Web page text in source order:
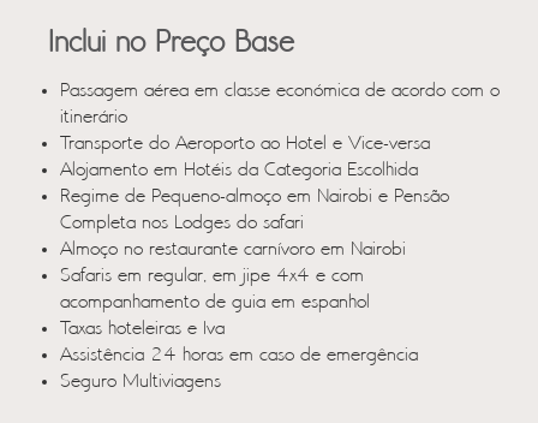
Inclui no Preço Base
Passagem aérea em classe económica de acordo com o
itinerário
Transporte do Aeroporto ao Hotel e Vice-versa
Alojamento em Hotéis da Categoria Escolhida
Regime de Pequeno-almoço em Nairobi e Pensão
Completa nos Lodges do safari
Almoço no restaurante carnívoro em Nairobi
Safaris em regular, em jipe 4x4 e com
acompanhamento de guia em espanhol
Taxas hoteleiras e Iva
Assistência 24 horas em caso de emergência
Seguro Multiviagens